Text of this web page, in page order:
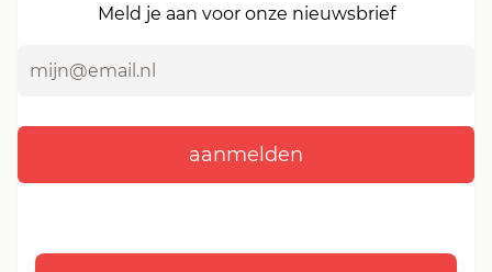
Meld je aan voor onze nieuwsbrief